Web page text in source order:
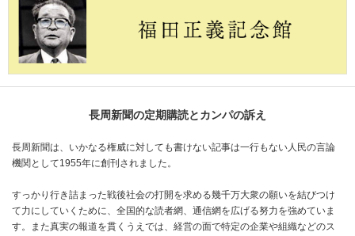
長周新聞の定期購読とカンパの訴え
長周新聞は、いかなる権威に対しても書けない記事は一行もない人民の言論
機関として1955年に創刊されました。
すっかり行き詰まった戦後社会の打開を求める幾千万大衆の願いを結びつけ
て力にしていくために、全国的な読者網、通信網を広げる努力を強めていま
す。また真実の報道を貫くうえでは、経営の面で特定の企業や組織などのス